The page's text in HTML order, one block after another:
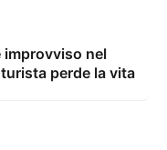
improvviso nel
perde la vita